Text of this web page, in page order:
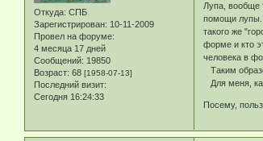
Откуда: СПБ
Зарегистрирован: 10-11-2009
Провел на форуме:
4 месяца 17 дней
Сообщений: 19850
Возраст: 68 [1958-07-13]
Последний визит:
Сегодня 16:24:33
Лупа, вообще
помощи лупы.
такого же
форме и кто
человека в
Таким
Для меня,
Посему,